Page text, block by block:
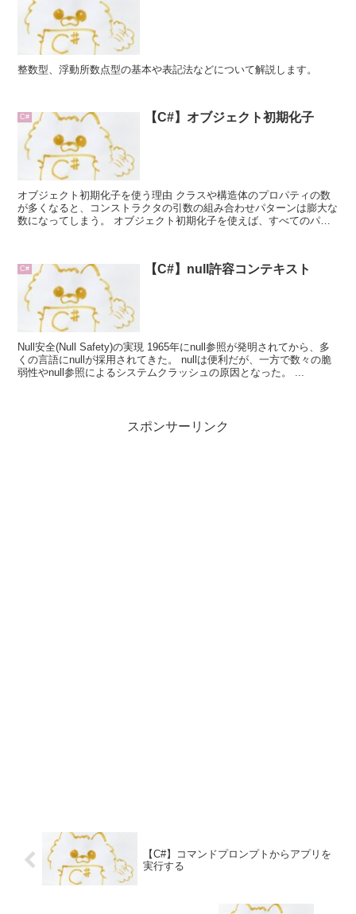
整数型、浮動所数点型の基本や表記法などについて解説します。
C# 【C#】オブジェクト初期化子
オブジェクト初期化子を使う理由 クラスや構造体のプロパティの数
が多くなると、コンストラクタの引数の組み合わせパターンは膨大な
数になってしまう。 オブジェクト初期化子を使えば、すべてのパタ
C# 【C#】null許容コンテキスト
Null安全(Null Safety)の実現 1965年にnull参照が発明されてから、多
くの言語にnullが採用されてきた。 nullは便利だが、一方で数々の脆
スポンサーリンク
【C#】コマンドプロンプトからアプリを
実行する